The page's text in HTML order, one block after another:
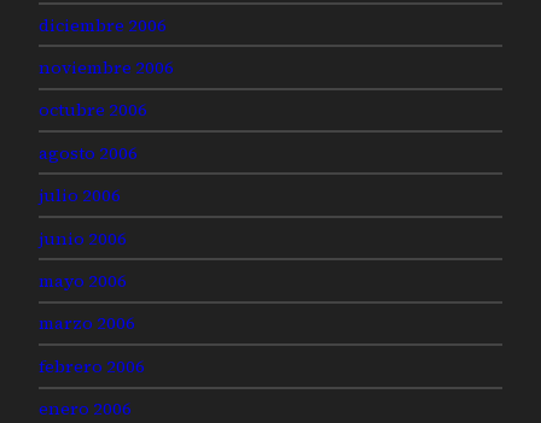
diciembre 2006
noviembre 2006
octubre 2006
agosto 2006
julio 2006
junio 2006
mayo 2006
marzo 2006
febrero 2006
enero 2006